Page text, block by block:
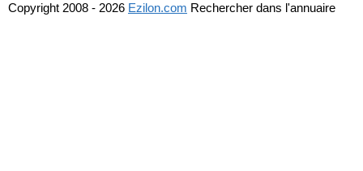
Copyright 2008 - 2026 Ezilon.com Rechercher dans l'annuaire